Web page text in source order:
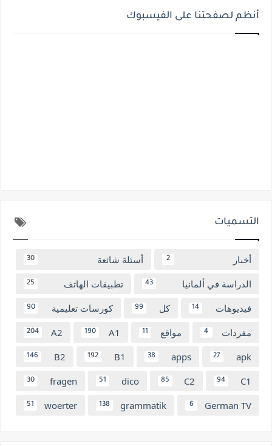
أنظم لصفحتنا على الفيسبوك
التسميات
أخبار 2 أسئلة شائعة 30
الدراسة في ألمانيا 43 تطبيقات الهاتف 25
فيديوهات 14 كل 99 كورسات تعليمية 90
مفردات 4 مواقع 11
A1
190
A2
204
apk
27
apps
38
B1
192
B2
146
C1
94
C2
85
dico
51
fragen
30
German TV
6
grammatik
138
woerter
51